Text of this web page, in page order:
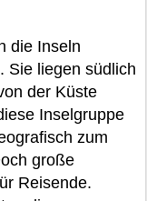
die Inseln
Sie liegen südlich
der Küste
Inselgruppe
zum
große
Reisende.